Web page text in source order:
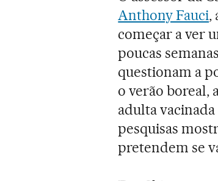
Anthony Fauci,
começar a ver
poucas
questionam a
o verão boreal,
adulta
pesquisas
pretendem se